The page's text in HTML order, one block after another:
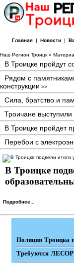
Главная| Новости|
Наш Регион Троицк »
В Троицке пройдут
Рядом с
конструкции >>
Сила, братство и
Троичане
В Троицке пройдет
Перебои с
В Троицке
Подробнее...
Полиция Троицка
Требуются